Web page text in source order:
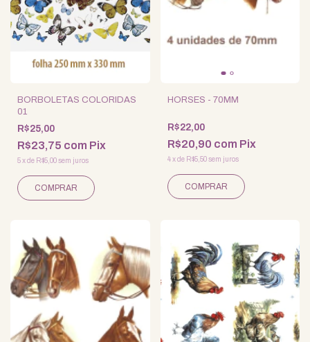
BORBOLETAS COLORIDAS
01
R$25,00
R$23,75 com Pix
5xde R$5,00sem juros
HORSES - 70MM
R$22,00
R$20,90 com Pix
4 xde R$5,50 sem juros